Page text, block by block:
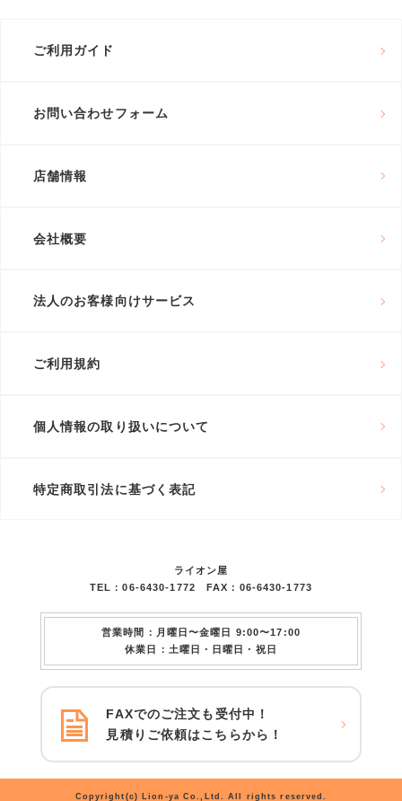
ご利用ガイド
お問い合わせフォーム
店舗情報
会社概要
法人のお客様向けサービス
ご利用規約
個人情報の取り扱いについて
特定商取引法に基づく表記
ライオン屋
TEL：06-6430-1772 FAX：06-6430-1773
営業時間：月曜日〜金曜日 9:00〜17:00
休業日：土曜日・日曜日・祝日
FAXでのご注文も受付中！
見積りご依頼はこちらから！
Copyright(c) Lion-ya Co.,Ltd. All rights reserved.